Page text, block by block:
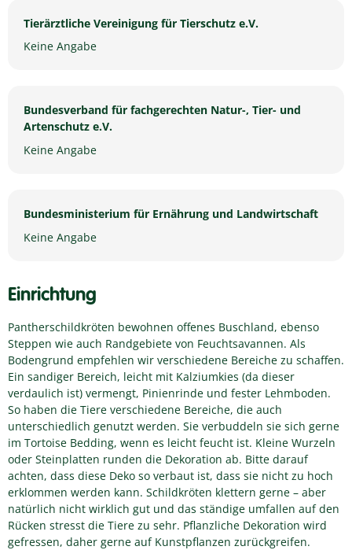
Tierärztliche Vereinigung für Tierschutz e.V.
Keine Angabe
Bundesverband für fachgerechten Natur-, Tier- und
Artenschutz e.V.
Keine Angabe
Bundesministerium für Ernährung und Landwirtschaft
Keine Angabe
Einrichtung
Pantherschildkröten bewohnen offenes Buschland, ebenso
Steppen wie auch Randgebiete von Feuchtsavannen. Als
Bodengrund empfehlen wir verschiedene Bereiche zu schaffen.
Ein sandiger Bereich, leicht mit Kalziumkies (da dieser
verdaulich ist) vermengt, Pinienrinde und fester Lehmboden.
So haben die Tiere verschiedene Bereiche, die auch
unterschiedlich genutzt werden. Sie verbuddeln sie sich gerne
im Tortoise Bedding, wenn es leicht feucht ist. Kleine Wurzeln
oder Steinplatten runden die Dekoration ab. Bitte darauf
achten, dass diese Deko so verbaut ist, dass sie nicht zu hoch
erklommen werden kann. Schildkröten klettern gerne – aber
natürlich nicht wirklich gut und das ständige umfallen auf den
Rücken stresst die Tiere zu sehr. Pflanzliche Dekoration wird
gefressen, daher gerne auf Kunstpflanzen zurückgreifen.